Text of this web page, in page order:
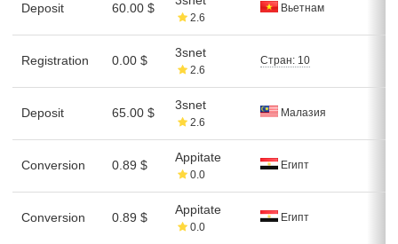
Deposit 60.00 $
2.6
Вьетнам
Registration 0.00 $
3snet
2.6
Стран: 10
Deposit 65.00 $
3snet
2.6
Малазия
Conversion 0.89 $
Appitate
0.0
Египт
Conversion 0.89 $
Appitate
0.0
Египт